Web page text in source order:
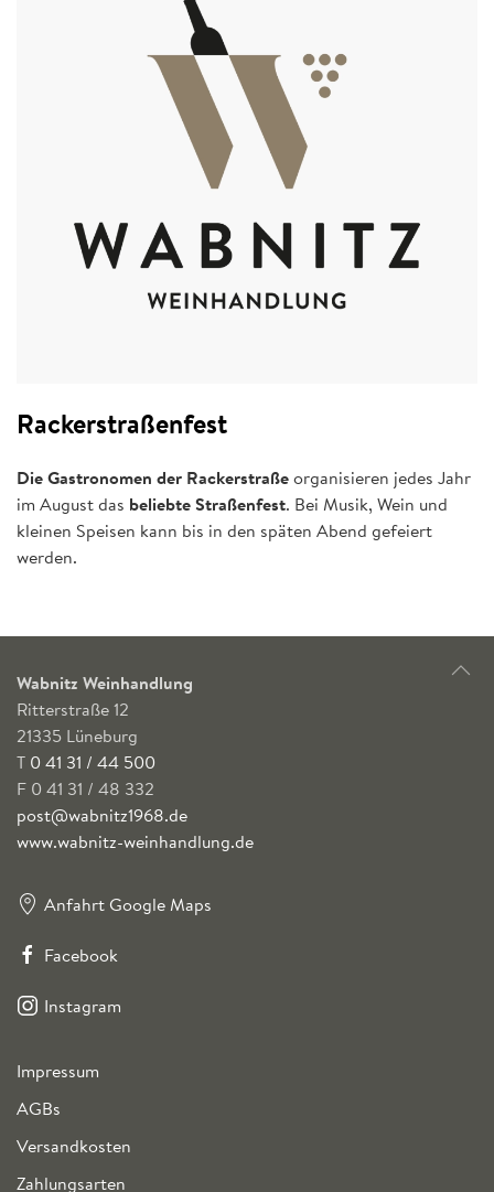
Rackerstraßenfest
Die Gastronomen der Rackerstraßeorganisieren jedes Jahr
im August das beliebte Straßenfest. Bei Musik, Wein und
kleinen Speisen kann bis in den späten Abend gefeiert
werden.
Wabnitz Weinhandlung
Ritterstraße 12
21335 Lüneburg
T 0 41 31 / 44 500
F 0 41 31 / 48 332
post@wabnitz1968.de
www.wabnitz-weinhandlung.de
Anfahrt Google Maps
Facebook
Instagram
Impressum
AGBs
Versandkosten
Zahlungsarten